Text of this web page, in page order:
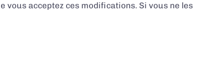
acceptez ces modifications. Si vous ne les